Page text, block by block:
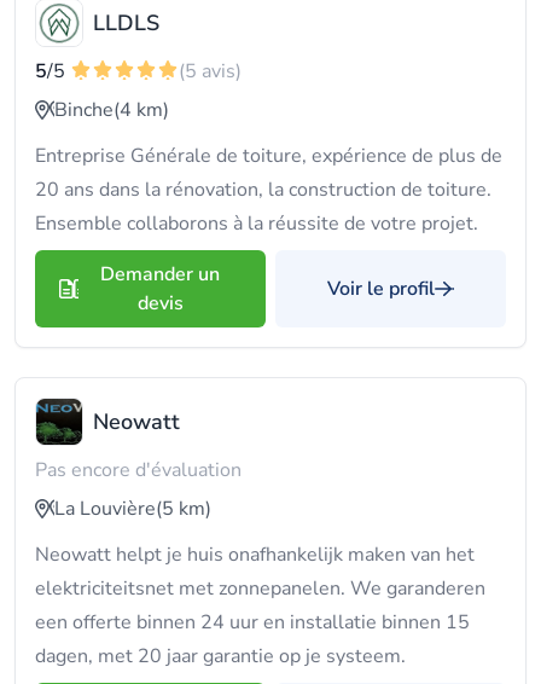
LLDLS
5/5
(5 avis)
Binche(4 km)
Entreprise Générale de toiture, expérience de plus de
20 ans dans la rénovation, la construction de toiture.
Ensemble collaborons à la réussite de votre projet.
Demander un
devis
Voir le profil
Neowatt
Pas encore d'évaluation
La Louvière(5 km)
Neowatt helpt je huis onafhankelijk maken van het
elektriciteitsnet met zonnepanelen. We garanderen
een offerte binnen 24 uur en installatie binnen 15
dagen, met 20 jaar garantie op je systeem.